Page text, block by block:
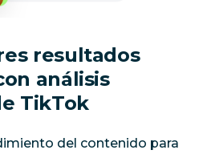
resultados
análisis
TikTok
del contenido para